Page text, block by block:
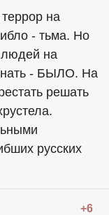
на
- тьма. Но
людей на
- БЫЛО. На
решать
русских
+6